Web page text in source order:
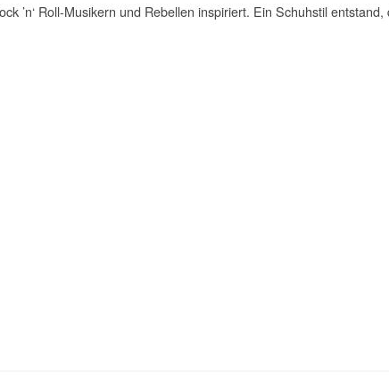
’n‘ Roll-Musikern und Rebellen inspiriert. Ein Schuhstil